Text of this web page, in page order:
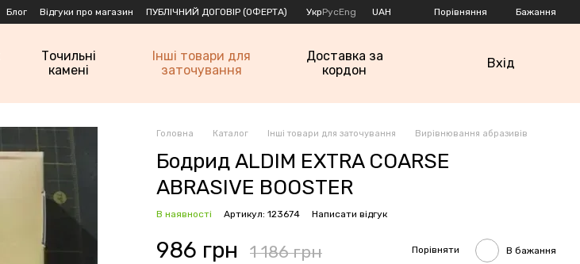
Блог Відгуки про магазин ПУБЛІЧНИЙ ДОГОВІР (ОФЕРТА) УкрРусEng UAH Порівняння Бажання
Точильні
камені
Інші товари для
заточування
Доставка за
кордон
Вхід
Головна Каталог Інші товари для заточування Вирівнювання абразивів
Бодрид ALDIM EXTRA COARSE
ABRASIVE BOOSTER
В наявності Артикул: 123674 Написати відгук
986 грн 1 186 грн Порівняти В бажання